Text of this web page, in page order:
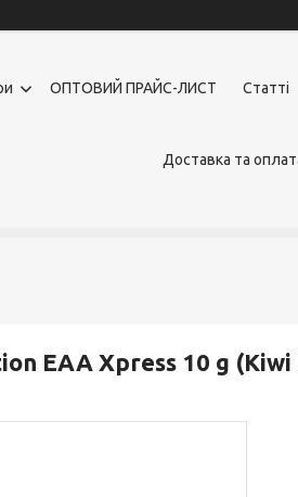
OПТОВИЙ ПРАЙС-ЛИСТ Статті
Доставка та
EAA Xpress 10 g (Kiwi